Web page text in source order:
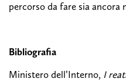
percorso da fare sia ancora
Bibliografia
Ministero dell’Interno, I